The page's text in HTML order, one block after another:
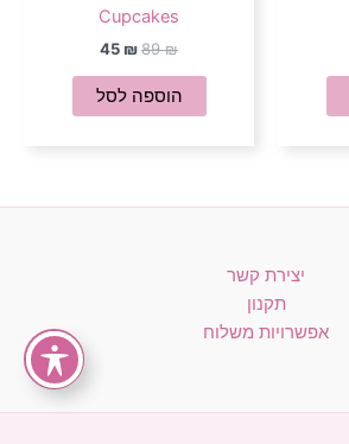
Cupcakes
89₪
45 ₪
הוספה לסל
יצירת קשר
תקנון
אפשרויות משלוח